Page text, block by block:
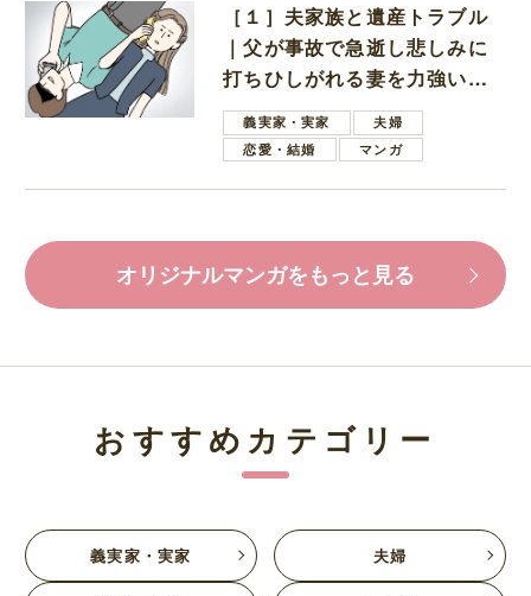
［１］夫家族と遺産トラブル
｜父が事故で急逝し悲しみに
打ちひしがれる妻を力強い言
葉で励ます夫
義実家・実家
夫婦
恋愛・結婚
マンガ
オリジナルマンガをもっと見る
おすすめカテゴリー
義実家・実家 夫婦